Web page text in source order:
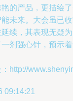
的产品，更描绘
未来。大会虽已
续，其表现无疑
剂强心针，预示
http://
09:14:21